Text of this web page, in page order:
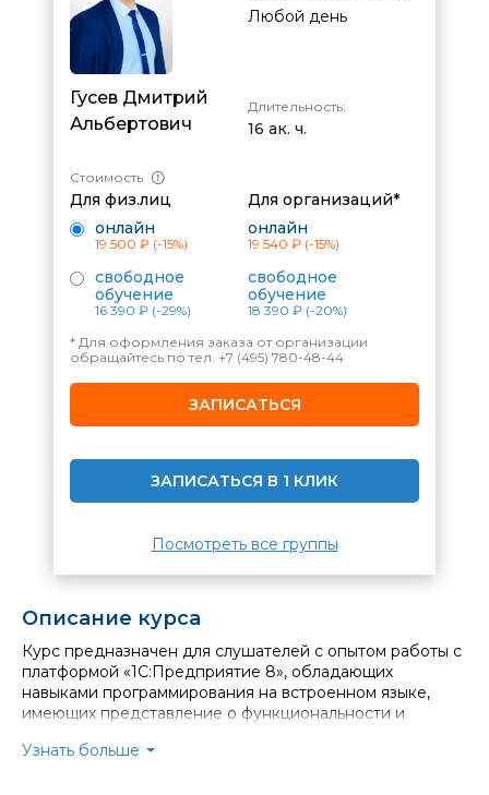
Гусев Дмитрий
Альбертович
Любой день
Длительность:
16 ак. ч.
Стоимость
Для физ.лиц
онлайн
19 500 ₽ (-15%)
свободное
обучение
16 390 ₽ (-29%)
Для организаций*
онлайн
19 540 ₽ (-15%)
свободное
обучение
18 390 ₽ (-20%)
* Для оформления заказа от организации
обращайтесь по тел. +7 (495) 780-48-44
ЗАПИСАТЬСЯ
ЗАПИСАТЬСЯ В 1 КЛИК
Посмотреть все группы
Описание курса
Курс предназначен для слушателей с опытом работы с
платформой «1С:Предприятие 8», обладающих
навыками программирования на встроенном языке,
имеющих представление о функциональности и
Курс является «продолжением» базового курса
Узнать больше